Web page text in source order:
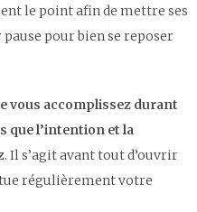
le point afin de mettre ses
pour bien se reposer
vous accomplissez durant
que l’intention et la
. Il s’agit avant tout d’ouvrir
régulièrement votre